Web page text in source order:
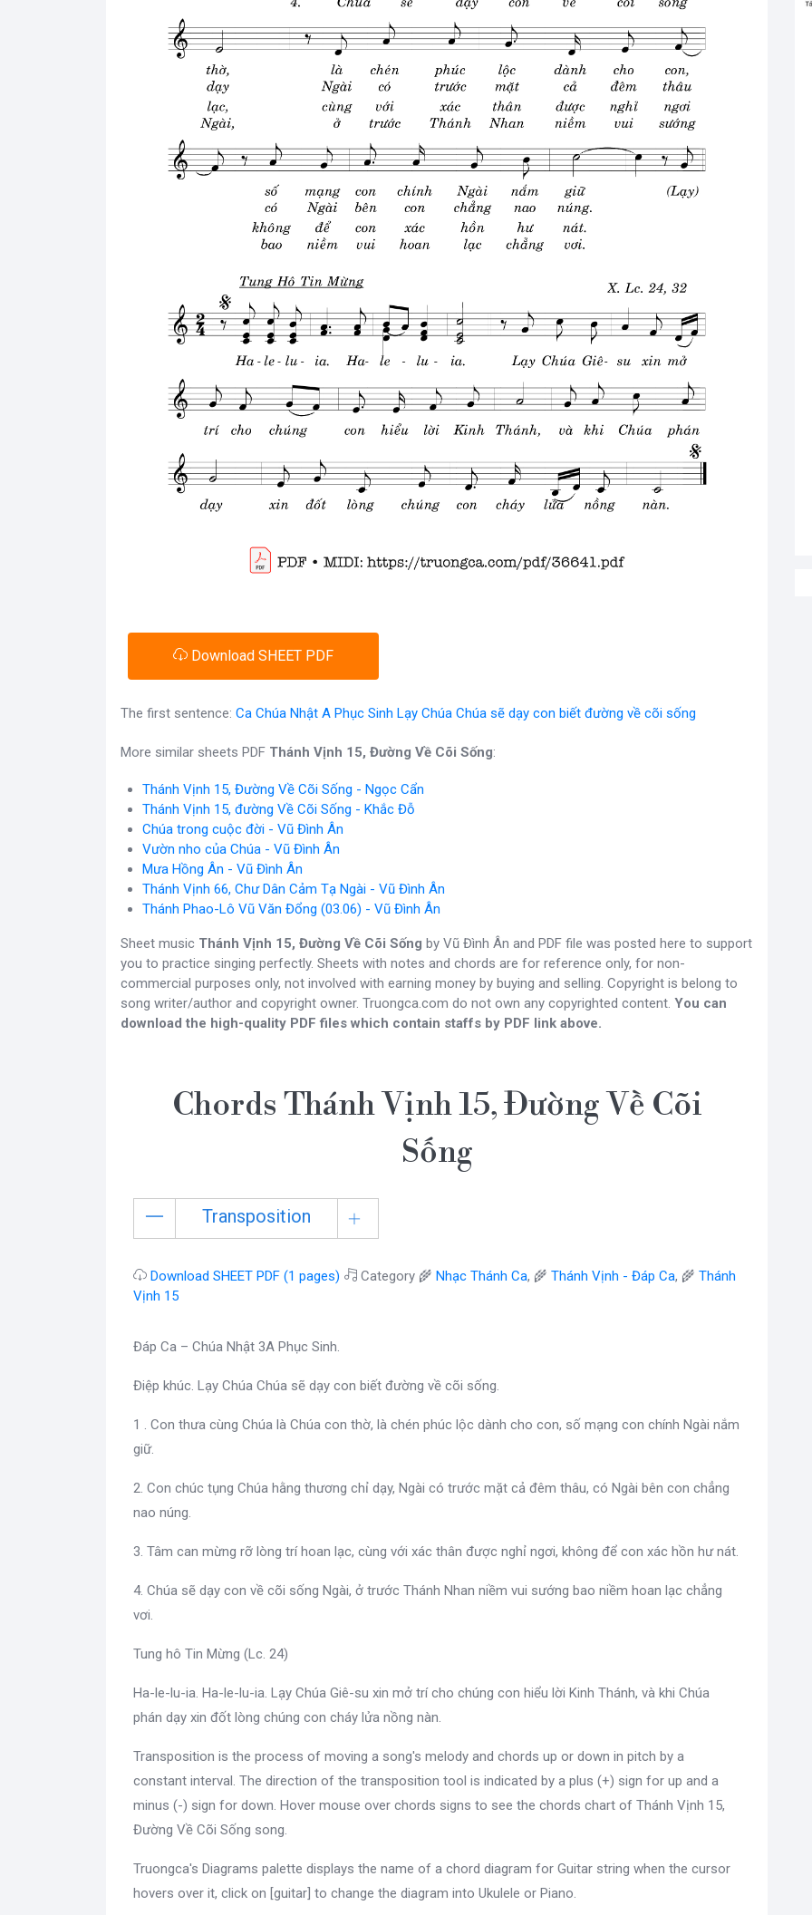
Download SHEET PDF
The first sentence: Ca Chúa Nhật A Phục Sinh Lạy Chúa Chúa sẽ dạy con biết đường về cõi sống
More similar sheets PDF Thánh Vịnh 15, Đường Về Cõi Sống:
Thánh Vịnh 15, Đường Về Cõi Sống - Ngọc Cẩn
Thánh Vịnh 15, đường Về Cõi Sống - Khắc Đỗ
Chúa trong cuộc đời - Vũ Đình Ân
Vườn nho của Chúa - Vũ Đình Ân
Mưa Hồng Ân - Vũ Đình Ân
Thánh Vịnh 66, Chư Dân Cảm Tạ Ngài - Vũ Đình Ân
Thánh Phao-Lô Vũ Văn Đổng (03.06) - Vũ Đình Ân
Sheet music Thánh Vịnh 15, Đường Về Cõi Sống by Vũ Đình Ân and PDF file was posted here to support
you to practice singing perfectly. Sheets with notes and chords are for reference only, for non-
commercial purposes only, not involved with earning money by buying and selling. Copyright is belong to
song writer/author and copyright owner. Truongca.com do not own any copyrighted content. You can
download the high-quality PDF files which contain staffs by PDF link above.
Chords Thánh Vịnh 15, Đường Về Cõi
Sống
Transposition
Download SHEET PDF (1 pages) Category 🌾 Nhạc Thánh Ca, 🌾 Thánh Vịnh - Đáp Ca, 🌾 Thánh
Vịnh 15
Đáp Ca – Chúa Nhật 3A Phục Sinh.
Điệp khúc. Lạy Chúa Chúa sẽ dạy con biết đường về cõi sống.
1 . Con thưa cùng Chúa là Chúa con thờ, là chén phúc lộc dành cho con, số mạng con chính Ngài nắm
giữ.
2. Con chúc tụng Chúa hằng thương chỉ dạy, Ngài có trước mặt cả đêm thâu, có Ngài bên con chẳng
nao núng.
3. Tâm can mừng rỡ lòng trí hoan lạc, cùng với xác thân được nghỉ ngơi, không để con xác hồn hư nát.
4. Chúa sẽ dạy con về cõi sống Ngài, ở trước Thánh Nhan niềm vui sướng bao niềm hoan lạc chẳng
vơi.
Tung hô Tin Mừng (Lc. 24)
Ha-le-lu-ia. Ha-le-lu-ia. Lạy Chúa Giê-su xin mở trí cho chúng con hiểu lời Kinh Thánh, và khi Chúa
phán dạy xin đốt lòng chúng con cháy lửa nồng nàn.
Transposition is the process of moving a song's melody and chords up or down in pitch by a
constant interval. The direction of the transposition tool is indicated by a plus (+) sign for up and a
minus (-) sign for down. Hover mouse over chords signs to see the chords chart of Thánh Vịnh 15,
Đường Về Cõi Sống song.
Truongca's Diagrams palette displays the name of a chord diagram for Guitar string when the cursor
hovers over it, click on [guitar] to change the diagram into Ukulele or Piano.